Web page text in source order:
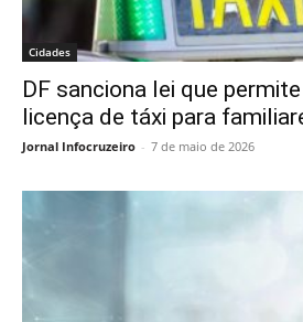
Cidades
DF sanciona lei que
licença de táxi para
Jornal Infocruzeiro - 7 de maio de 2026